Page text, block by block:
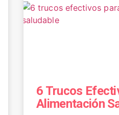
6 Trucos
Alimentación